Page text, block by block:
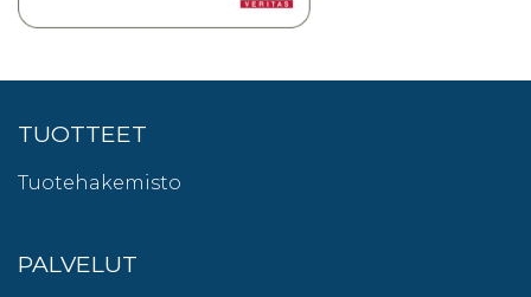
TUOTTEET
Tuotehakemisto
PALVELUT